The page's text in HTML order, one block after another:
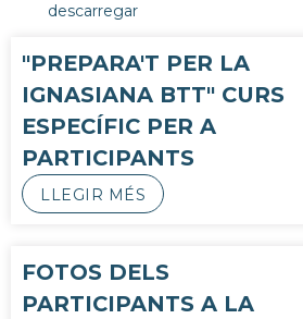
descarregar
"PREPARA'T PER LA
IGNASIANA BTT" CURS
ESPECÍFIC PER A
PARTICIPANTS
LLEGIR MÉS
FOTOS DELS
PARTICIPANTS A LA